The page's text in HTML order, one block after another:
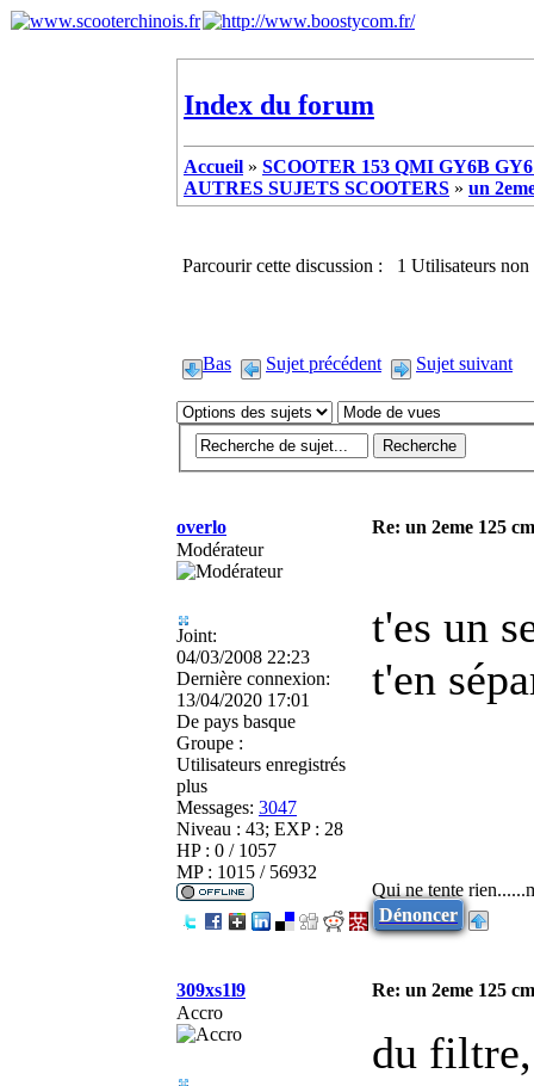
Index du forum
Accueil » SCOOTER 153 QMI GY6B
AUTRES SUJETS SCOOTERS » un
Parcourir cette discussion : 1 Utilisateurs non
Bas Sujet précédent Sujet suivant
overlo
Re: un 2eme 125
Modérateur
Joint:
04/03/2008 22:23
Dernière connexion:
13/04/2020 17:01
De pays basque
Groupe :
Utilisateurs enregistrés
plus
Messages: 3047
Niveau : 43; EXP : 28
HP : 0 / 1057
MP : 1015 / 56932
t'es un
t'en
Qui ne tente
Dénoncer
309xs1l9
Re: un 2eme 125
Accro
du